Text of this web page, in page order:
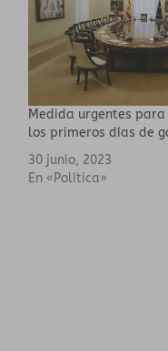
Medida urgentes
los primeros días de
30 junio, 2023
En «Política»